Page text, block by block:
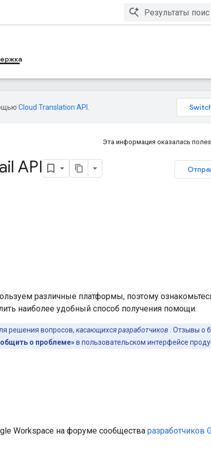
Cloud Translation API
Эта информация оказалась
API
различные платформы, поэтому
наиболее удобный способ получения помощи.
решения вопросов, касающихся разработчиков . Отзывы о
о проблеме»в пользовательском интерфейсе
Workspace на форуме сообщества разработчиков